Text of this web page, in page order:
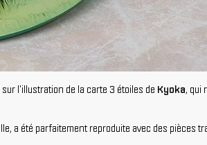
l'illustration de la carte 3 étoiles de Kyoka, qui
a été parfaitement reproduite avec des pièces